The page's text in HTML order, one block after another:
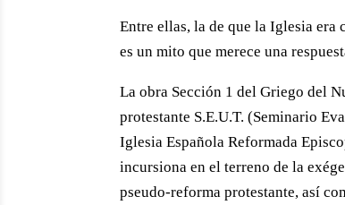
Entre ellas, la de que la Iglesia
es un mito que merece una
La obra Sección 1 del Griego del
protestante S.E.U.T. (Seminario
Iglesia Española Reformada
incursiona en el terreno de la
pseudo-reforma protestante, así